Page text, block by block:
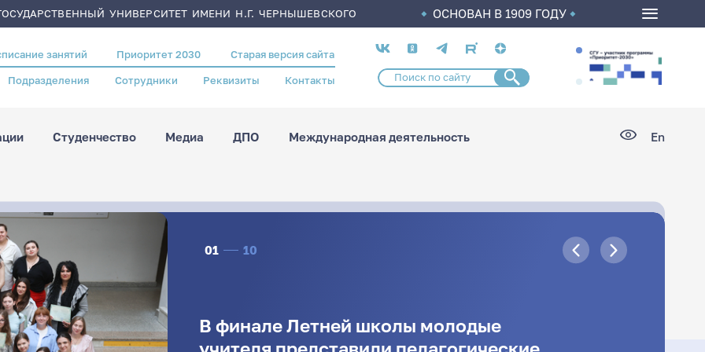
УНИВЕРСИТЕТ ИМЕНИ Н.Г. ЧЕРНЫШЕВСКОГО ОСНОВАН В 1909 ГОДУ
занятий Приоритет 2030 Старая версия сайта
Подразделения Сотрудники Реквизиты Контакты
Социальные
сети
Студенчество Медиа ДПО Международная деятельность En
01 10
В финале Летней школы молодые